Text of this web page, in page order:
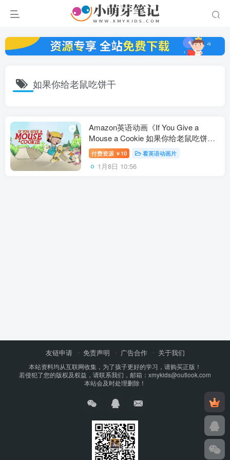
如果你给老鼠吃饼干
Amazon英语动画《If You Give a
Mouse a Cookie 如果你给老鼠吃饼
干》全2季共74集，1080P高清视频带
英文字幕，百度云网盘下载！
付费资源 ￥ 10 看英语动画片
1月8日 10:56
友链申请 免责声明 广告合作 关于我们
本站资料均从互联网收集，为了孩子更好的学习，请购买正版！
若侵犯了您的版权及权益，请联系我们，邮箱：xmykids@outlook.com
本站会及时处理删除！